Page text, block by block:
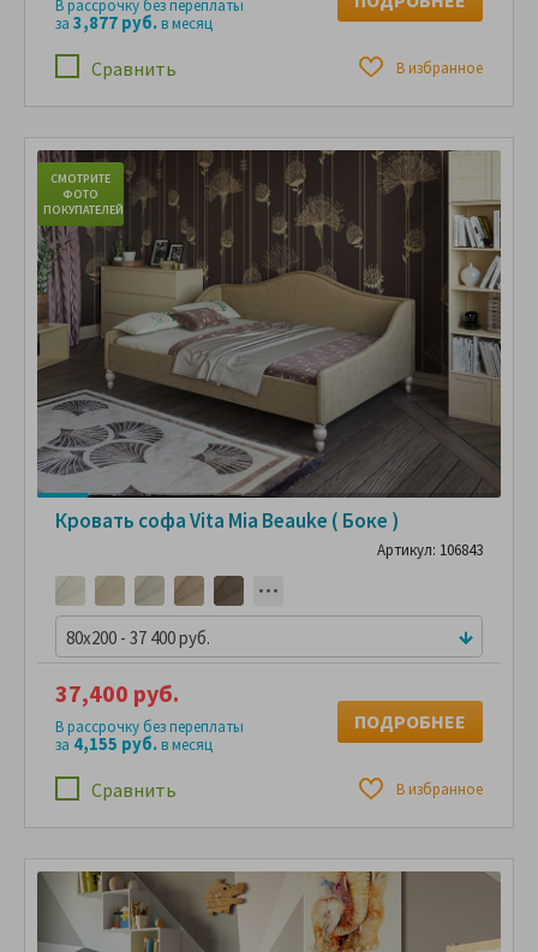
Сравнить В избранное
В рассрочку без переплаты
за 3,877 руб.в месяц
СМОТРИТЕ
ФОТО
ПОКУПАТЕЛЕЙ
Кровать софа Vita Mia Beauke ( Боке )
Артикул: 106843
80x200 - 37 400 руб.
Сравнить В избранное
37,400 руб.
В рассрочку без переплаты
за 4,155 руб.в месяц
ПОДРОБНЕЕ